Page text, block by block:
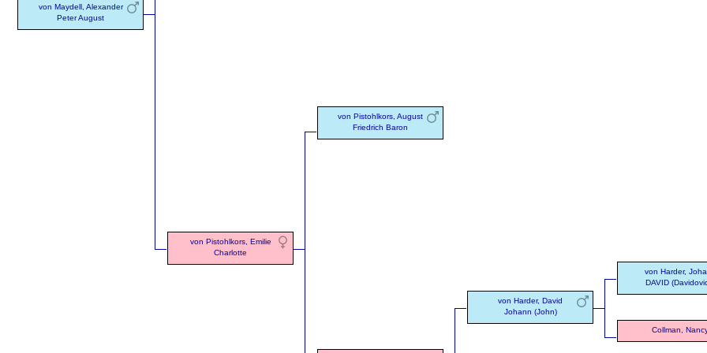
von Maydell, Alexander
Peter August
von Pistohlkors, Emilie
Charlotte
von Pistohlkors, August
Friedrich Baron
von Harder, David
Johann (John)
von Harder,
DAVID
Collman,